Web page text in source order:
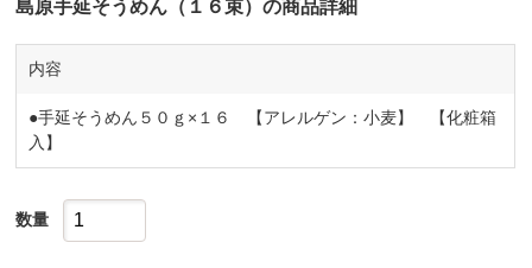
島原手延そうめん（１６束）の商品詳細
内容
●手延そうめん５０ｇ×１６ 【アレルゲン：小麦】 【化粧箱
入】
数量